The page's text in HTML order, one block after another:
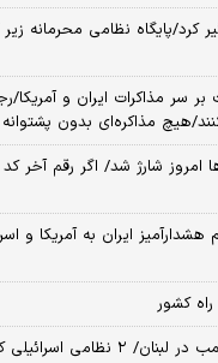
کرد/پایگاه نظامی محرمانه
بر سر مذاکرات ایران و
هیچ مذاکره‌ای بدون
امروز شارژ شد/ اگر رقم آخر
هشدارآمیز ایران به آمریکا و
کشور
اسرائیلی کشته شدند